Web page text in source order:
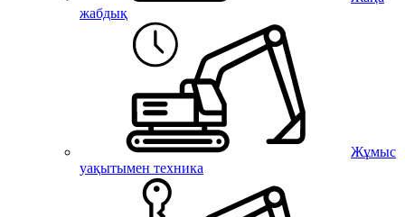
жабдық
Жұмыс
уақытымен техника